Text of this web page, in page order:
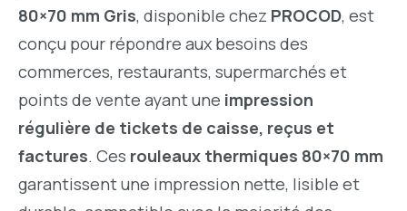
80×70 mm Gris, disponible chez PROCOD, est
conçu pour répondre aux besoins des
commerces, restaurants, supermarchés et
points de vente ayant une impression
régulière de tickets de caisse, reçus et
factures. Ces rouleaux thermiques 80×70 mm
garantissent une impression nette, lisible et